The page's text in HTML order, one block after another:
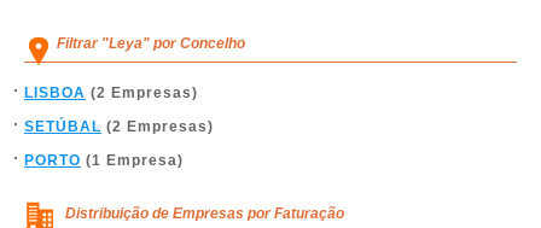
Filtrar "Leya" por Concelho
LISBOA (2 Empresas)
SETÚBAL (2 Empresas)
PORTO (1 Empresa)
Distribuição de Empresas por Faturação